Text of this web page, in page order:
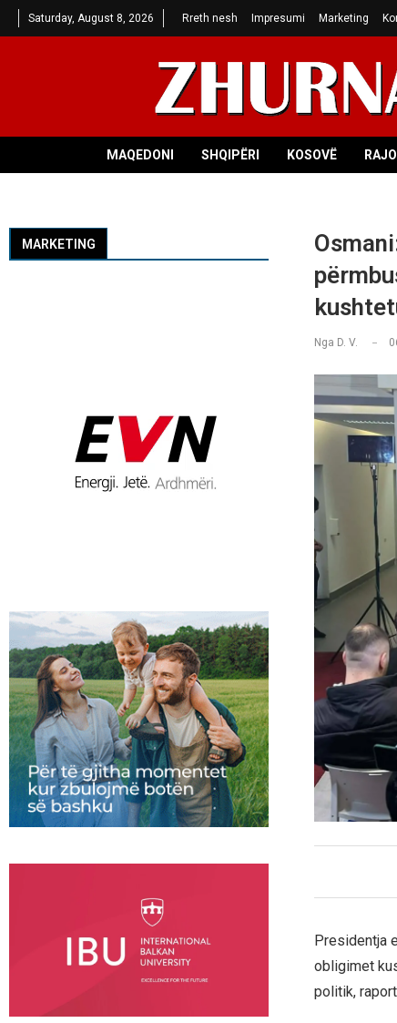
Saturday, August 8, 2026 Rreth nesh Impresumi Marketing
MAQEDONI SHQIPËRI KOSOVË
Nga D. V.
Presidentja
obligimet
politik,
MARKETING